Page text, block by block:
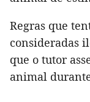
Regras que
consideradas
que o tutor
animal